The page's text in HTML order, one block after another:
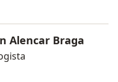
Alencar Braga